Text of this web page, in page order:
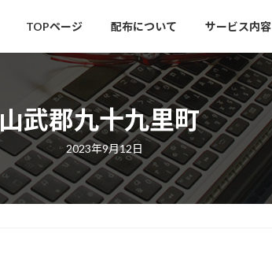
TOPページ 配布について サービス内容
山武郡九十九里町
最
終
更
新
日
時
2023年9月12日